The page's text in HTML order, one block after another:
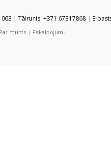
| Tālrunis: +371 67317868 | E-
Par mums | Pakalpojumi